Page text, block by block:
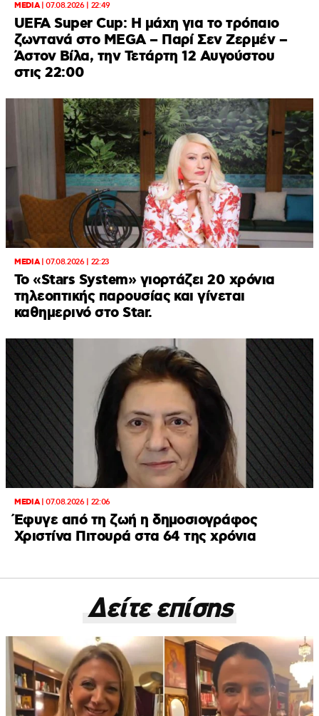
MEDIA|07.08.2026 | 22:49
UEFA Super Cup: Η μάχη για το τρόπαιο
ζωντανά στο MEGA – Παρί Σεν Ζερμέν –
Άστον Βίλα, την Τετάρτη 12 Αυγούστου
στις 22:00
MEDIA|07.08.2026 | 22:23
Το «Stars System» γιορτάζει 20 χρόνια
τηλεοπτικής παρουσίας και γίνεται
καθημερινό στο Star.
MEDIA|07.08.2026 | 22:06
Έφυγε από τη ζωή η δημοσιογράφος
Χριστίνα Πιτουρά στα 64 της χρόνια
Δείτε επίσης